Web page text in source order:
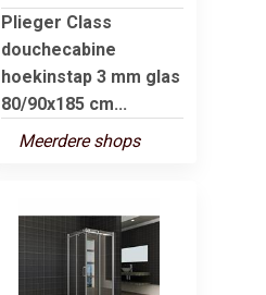
Plieger Class
douchecabine
hoekinstap 3 mm glas
80/90x185 cm...
Meerdere shops